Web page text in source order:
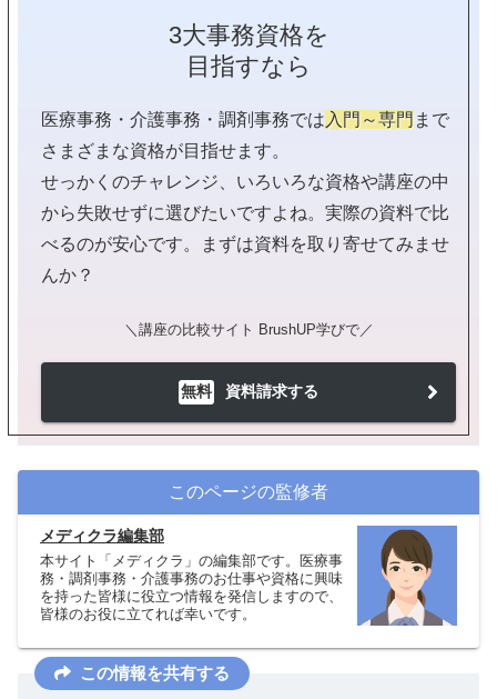
3大事務資格を
目指すなら
医療事務・介護事務・調剤事務では 入門～専門 まで
さまざまな資格が目指せます。
せっかくのチャレンジ、いろいろな資格や講座の中
から失敗せずに選びたいですよね。実際の資料で比
べるのが安心です。まずは資料を取り寄せてみませ
んか？
＼講座の比較サイト BrushUP学びで／
無料 資料請求する
このページの監修者
メディクラ編集部
本サイト「メディクラ」の編集部です。医療事
務・調剤事務・介護事務のお仕事や資格に興味
を持った皆様に役立つ情報を発信しますので、
皆様のお役に立てれば幸いです。
この情報を共有する